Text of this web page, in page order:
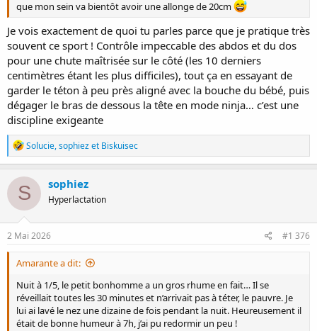
que mon sein va bientôt avoir une allonge de 20cm
Je vois exactement de quoi tu parles parce que je pratique très
souvent ce sport ! Contrôle impeccable des abdos et du dos
pour une chute maîtrisée sur le côté (les 10 derniers
centimètres étant les plus difficiles), tout ça en essayant de
garder le téton à peu près aligné avec la bouche du bébé, puis
dégager le bras de dessous la tête en mode ninja… c’est une
discipline exigeante
R
é
a
c
t
i
o
n
s
Solucie,sophiezet Biskuisec
S sophiez
Hyperlactation
2 Mai 2026 #1 376
Amarante a dit:
Nuit à 1/5, le petit bonhomme a un gros rhume en fait… Il se
réveillait toutes les 30 minutes et n’arrivait pas à téter, le pauvre. Je
lui ai lavé le nez une dizaine de fois pendant la nuit. Heureusement il
était de bonne humeur à 7h, j’ai pu redormir un peu !